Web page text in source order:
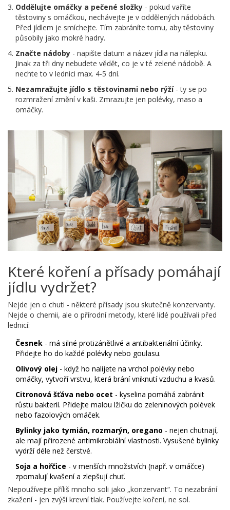
Oddělujte omáčky a pečené složky - pokud vaříte
těstoviny s omáčkou, nechávejte je v oddělených nádobách.
Před jídlem je smíchejte. Tím zabráníte tomu, aby těstoviny
působily jako mokré hadry.
Značte nádoby - napište datum a název jídla na nálepku.
Jinak za tři dny nebudete vědět, co je v té zelené nádobě. A
nechte to v lednici max. 4-5 dní.
Nezamražujte jídlo s těstovinami nebo rýží- ty se po
rozmražení změní v kaši. Zmrazujte jen polévky, maso a
omáčky.
Které koření a přísady pomáhají
jídlu vydržet?
Nejde jen o chuti - některé přísady jsou skutečně konzervanty.
Nejde o chemii, ale o přírodní metody, které lidé používali před
lednicí:
Česnek - má silné protizánětlivé a antibakteriální účinky.
Přidejte ho do každé polévky nebo goulasu.
Olivový olej - když ho nalijete na vrchol polévky nebo
omáčky, vytvoří vrstvu, která brání vniknutí vzduchu a kvasů.
Citronová šťáva nebo ocet - kyselina pomáhá zabránit
růstu bakterií. Přidejte malou lžičku do zeleninových polévek
nebo fazolových omáček.
Bylinky jako tymián, rozmarýn, oregano - nejen chutnají,
ale mají přirozené antimikrobiální vlastnosti. Vysušené bylinky
vydrží déle než čerstvé.
Soja a hořčice - v menších množstvích (např. v omáčce)
zpomalují kvašení a zlepšují chuť.
Nepoužívejte příliš mnoho soli jako „konzervant“. To nezabrání
zkažení - jen zvýší krevní tlak. Používejte koření, ne sol.